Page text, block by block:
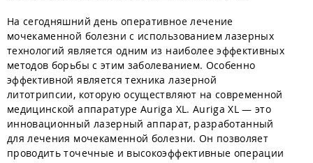
На сегодняшний день оперативное лечение
мочекаменной болезни с использованием лазерных
технологий является одним из наиболее эффективных
методов борьбы с этим заболеванием. Особенно
эффективной является техника лазерной
литотрипсии, которую осуществляют на современной
медицинской аппаратуре Auriga XL. Auriga XL — это
инновационный лазерный аппарат, разработанный
для лечения мочекаменной болезни. Он позволяет
проводить точечные и высокоэффективные операции